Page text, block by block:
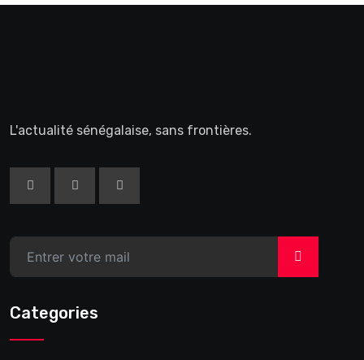
L'actualité sénégalaise, sans frontières.
>
Categories